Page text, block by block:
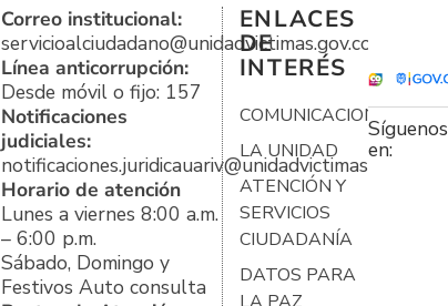
Correo institucional:
servicioalciudadano@unidadvictimas.gov.co
Línea anticorrupción:
Desde móvil o fijo: 157
Notificaciones
judiciales:
notificaciones.juridicauariv@unidadvictimas.gov.co
Horario de atención
Lunes a viernes 8:00 a.m.
– 6:00 p.m.
Sábado, Domingo y
Festivos Auto consulta
ENLACES
DE
INTERÉS
COMUNICACIONES
LA UNIDAD
ATENCIÓN Y
SERVICIOS
CIUDADANÍA
DATOS PARA
Síguenos
en: